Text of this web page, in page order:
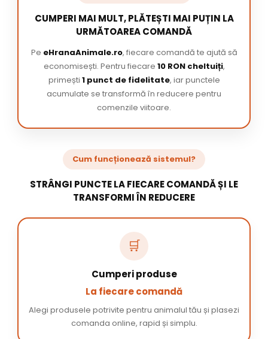
CUMPERI MAI MULT, PLĂTEȘTI MAI PUȚIN LA
URMĂTOAREA COMANDĂ
Pe eHranaAnimale.ro, fiecare comandă te ajută să
economisești. Pentru fiecare 10 RON cheltuiți,
primești 1 punct de fidelitate, iar punctele
acumulate se transformă în reducere pentru
comenzile viitoare.
Cum funcționează sistemul?
STRÂNGI PUNCTE LA FIECARE COMANDĂ ȘI LE
TRANSFORMI ÎN REDUCERE
🛒
Cumperi produse
La fiecare comandă
Alegi produsele potrivite pentru animalul tău și plasezi
comanda online, rapid și simplu.